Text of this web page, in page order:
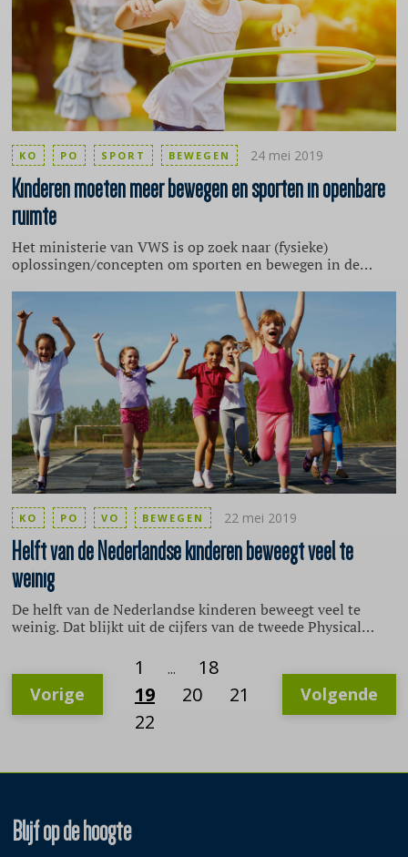
Kinderenmoeten meer bewegen en sporten in openbare
ruimte
Het ministerie van VWS is op zoek naar (fysieke)
oplossingen/concepten om sporten en bewegen in de
maken. Specifiek voor de jongsten onder ons. Het
gemiddeld aantal speeluren van een kind is de afgelopen
30 jaar namelijk drastisch gedaald van 15.000 naar 1.700
uur in 2015. Dat is geen goed nieuws, want het
overgewicht onder kinderen neemt toe en de motorische
vaardigheden nemen af. Initiatieven kunnen worden
ingediend tot en met 27 mei 17.00.
KO PO SPORT BEWEGEN 24 mei 2019
Helftvan de Nederlandse kinderen beweegt veel te
weinig
De helft van de Nederlandse kinderen beweegt veel te
weinig. Dat blijkt uit de cijfers van de tweede Physical
Activity Report Card voor kinderen en jongeren werd
onlangs gepresenteerd tijdens het kennisevent Beweeg het
Door in het Amsterdome.
KO PO VO BEWEGEN 22 mei 2019
Vorige
1 ...
18
19
20
21
22
Volgende
Blijf op de hoogte